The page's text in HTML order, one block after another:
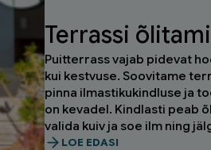
Terrassi
Puitterrass vajab pidevat
kui kestvuse. Soovitame
pinna ilmastikukindluse ja
on kevadel. Kindlasti peab
valida kuiv ja soe ilm ning
LOE EDASI